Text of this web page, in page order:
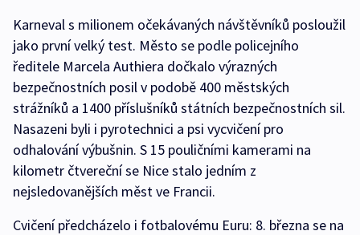
Karneval s milionem očekávaných návštěvníků posloužil
jako první velký test. Město se podle policejního
ředitele Marcela Authiera dočkalo výrazných
bezpečnostních posil v podobě 400 městských
strážníků a 1400 příslušníků státních bezpečnostních sil.
Nasazeni byli i pyrotechnici a psi vycvičení pro
odhalování výbušnin. S 15 pouličními kamerami na
kilometr čtvereční se Nice stalo jedním z
nejsledovanějších měst ve Francii.
Cvičení předcházelo i fotbalovému Euru: 8. března se na